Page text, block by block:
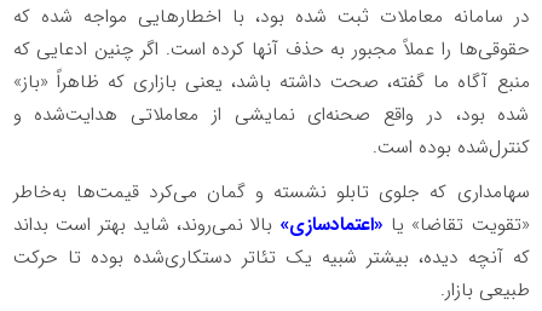
در سامانه معاملات ثبت شده بود، با اخطار‌هایی مواجه شده که
حقوقی‌ها را عملاً مجبور به حذف آنها کرده است. اگر چنین ادعایی که
منبع آگاه ما گفته، صحت داشته باشد، یعنی بازاری که ظاهراً «باز»
شده بود، در واقع صحنه‌ای نمایشی از معاملاتی هدایت‌شده و
کنترل‌شده بوده است.
سهامداری که جلوی تابلو نشسته و گمان می‌کرد قیمت‌ها به‌خاطر
«تقویت تقاضا» یا «اعتمادسازی» بالا نمی‌روند، شاید بهتر است بداند
که آنچه دیده، بیشتر شبیه یک تئاتر دستکاری‌شده بوده تا حرکت
طبیعی بازار.